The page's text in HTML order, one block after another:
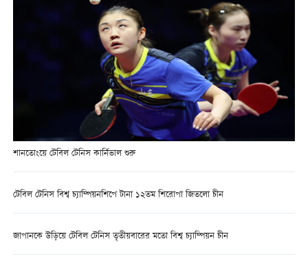
শানতোংয়ে টেবিল টেনিস কার্নিভাল শুরু
টেবিল টেনিস বিশ্ব চ্যাম্পিয়নশিপে টানা ১২তম শিরোপা জিতলো চীন
জাপানকে উড়িয়ে টেবিল টেনিস তৃতীয়বারের মতো বিশ্ব চ্যাম্পিয়ন চীন